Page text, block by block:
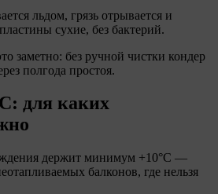
льдом, грязь отрывается и
сухие, без бактерий.
заметно: без ручной чистки кондер
полгода простоя.
для каких
держит минимум +10°C —
балконов, где нельзя